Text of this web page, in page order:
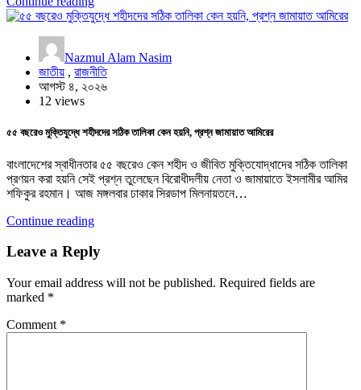
Nazmul Alam Nasim
জাতীয় , রাজনীতি
আগস্ট ৪, ২০২৬
12 views
৫৫ বছরেও মুক্তিযুদ্ধে শহীদদের সঠিক তালিকা কেন হয়নি, প্রশ্ন জামায়াত আমিরের
বাংলাদেশের স্বাধীনতার ৫৫ বছরেও কেন শহীদ ও জীবিত মুক্তিযোদ্ধাদের সঠিক তালিকা
প্রণয়ন করা হয়নি সেই প্রশ্ন তুলেছেন বিরোধীদলীয় নেতা ও জামায়াতে ইসলামীর আমির
শফিকুর রহমান। আজ মঙ্গলবার ঢাকার সিরডাপ মিলনায়তনে…
Continue reading
Leave a Reply
Your email address will not be published. Required fields are
marked *
Comment *